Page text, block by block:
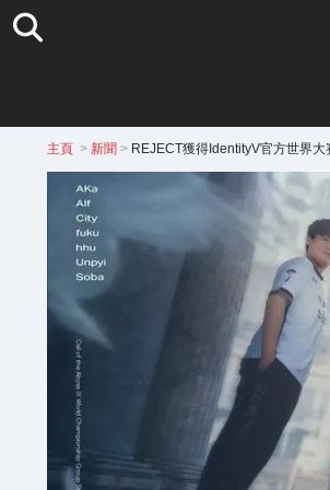
主頁 > 新聞 > REJECT獲得IdentityV官方世界